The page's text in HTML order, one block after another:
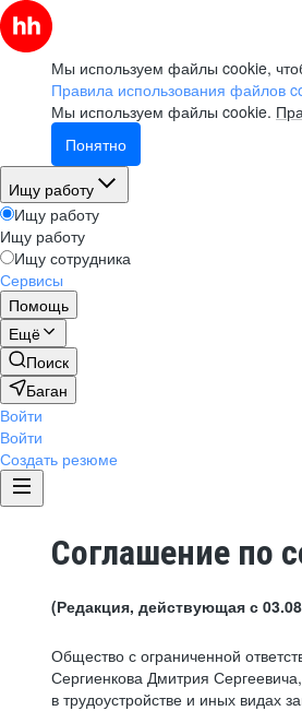
Мы используем файлы cookie,
Правила использования файлов
Мы используем файлы cookie.
Понятно
Ищу работу
Ищу работу
Ищу работу
Ищу сотрудника
Сервисы
Помощь
Ещё
Поиск
Баган
Войти
Войти
Создать резюме
Соглашение по
(Редакция, действующая с
Общество с ограниченной
Сергиенкова Дмитрия
в трудоустройстве и иных видах